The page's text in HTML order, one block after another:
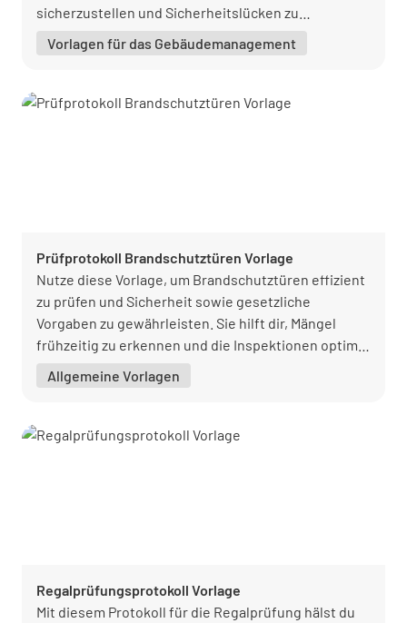
sicherzustellen und Sicherheitslücken zu
verbessern.
Vorlagen für das Gebäudemanagement
Prüfprotokoll Brandschutztüren Vorlage
Nutze diese Vorlage, um Brandschutztüren effizient
zu prüfen und Sicherheit sowie gesetzliche
Vorgaben zu gewährleisten. Sie hilft dir, Mängel
frühzeitig zu erkennen und die Inspektionen optimal
Allgemeine Vorlagen
Regalprüfungsprotokoll Vorlage
Mit diesem Protokoll für die Regalprüfung hälst du